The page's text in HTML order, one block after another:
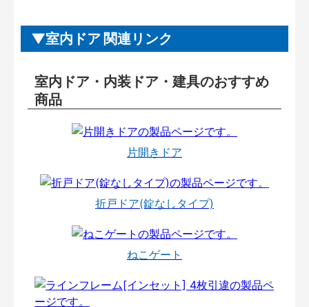
室内ドア 関連リンク
室内ドア・内装ドア・建具のおすすめ
商品
片開きドア
折戸ドア(錠なしタイプ)
ねこゲート